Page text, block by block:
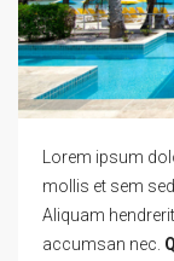
Lorem ipsum
mollis et sem
Aliquam
accumsan nec.